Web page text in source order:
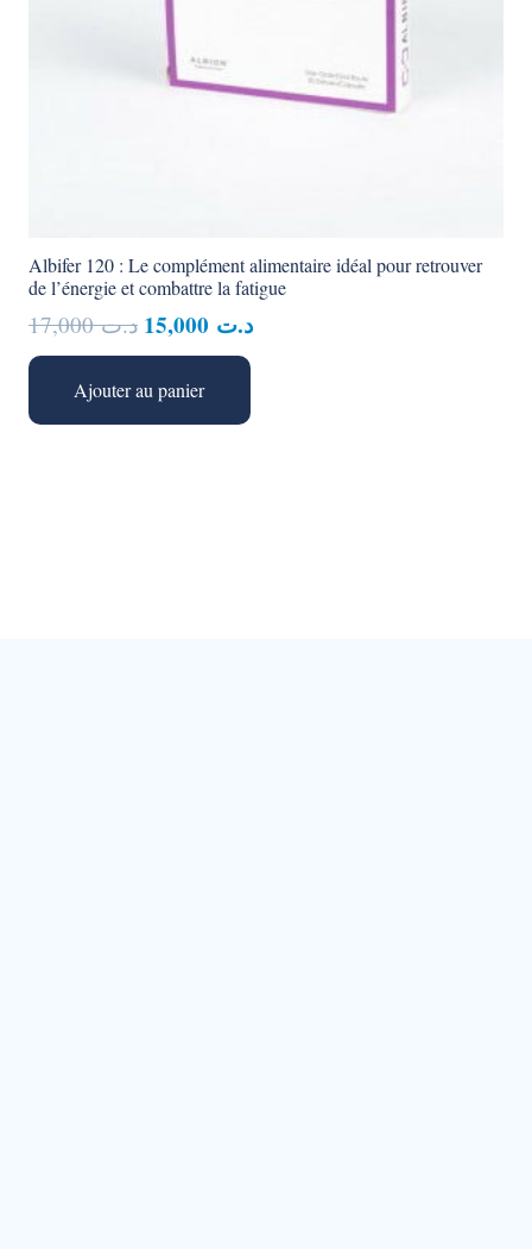
Albifer 120 : Le complément alimentaire idéal pour retrouver
de l’énergie et combattre la fatigue
د.ت17,000
Le
prix
initial
était :
د.تLe
Ajouter au panier